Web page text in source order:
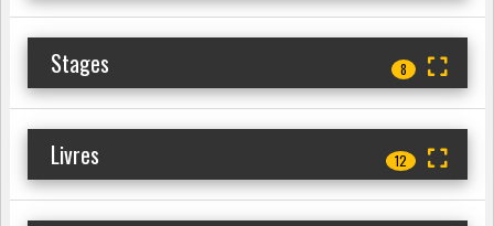
Stages 8
Livres 12